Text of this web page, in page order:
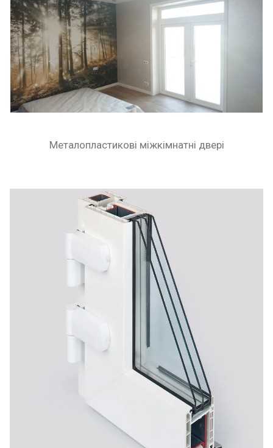
Металопластикові міжкімнатні двері